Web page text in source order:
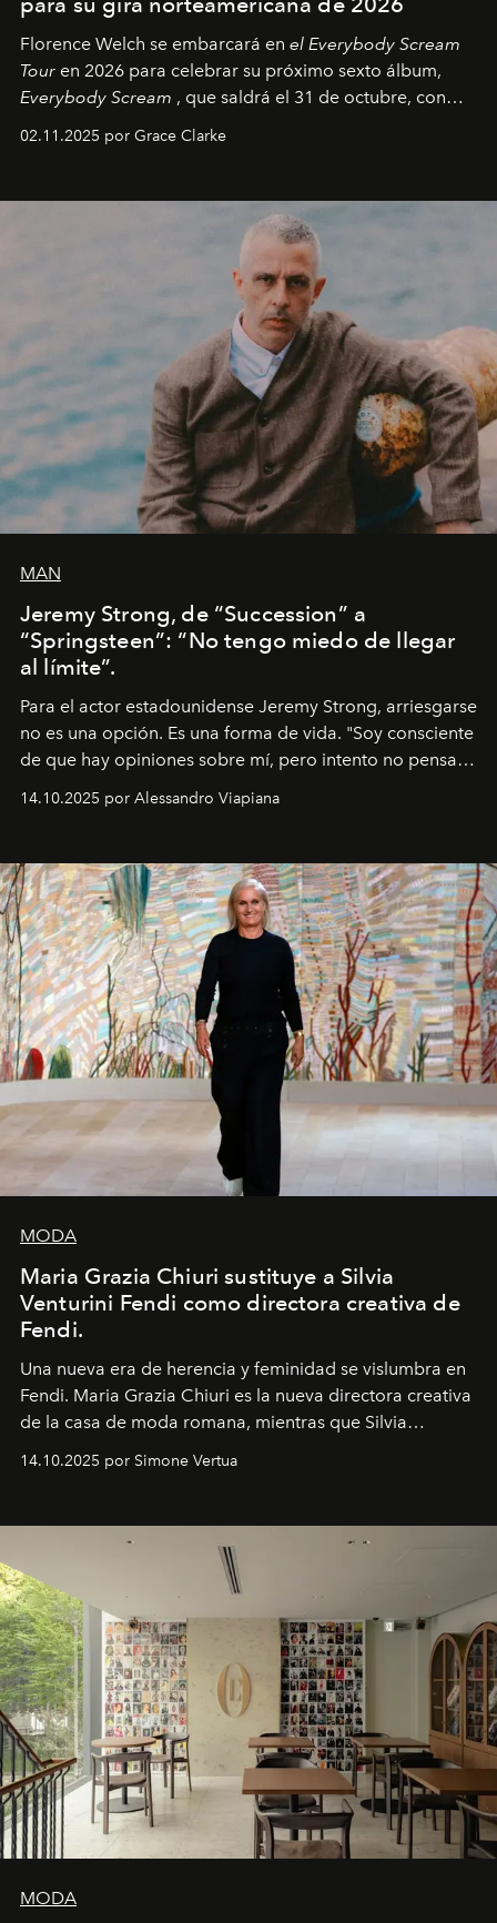
Florence Welch se embarcará en el Everybody Scream
Tour en 2026 para celebrar su próximo sexto álbum,
Everybody Scream , que saldrá el 31 de octubre, con
02.11.2025 por Grace Clarke
MAN
Jeremy Strong, de “Succession” a
“Springsteen”: “No tengo miedo de llegar
al límite”.
Para el actor estadounidense Jeremy Strong, arriesgarse
no es una opción. Es una forma de vida. "Soy consciente
de que hay opiniones sobre mí, pero intento no pensar
pérdida de tiempo", afirma.
14.10.2025 por Alessandro Viapiana
MODA
Maria Grazia Chiuri sustituye a Silvia
Venturini Fendi como directora creativa de
Fendi.
Una nueva era de herencia y feminidad se vislumbra en
Fendi. Maria Grazia Chiuri es la nueva directora creativa
de la casa de moda romana, mientras que Silvia
14.10.2025 por Simone Vertua
MODA